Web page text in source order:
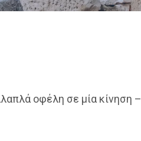
οφέλη σε μία κίνηση –